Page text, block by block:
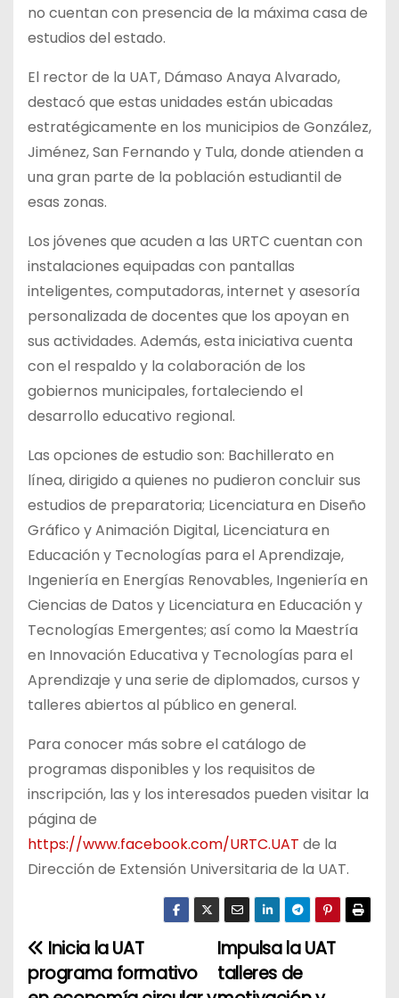
no cuentan con presencia de la máxima casa de
estudios del estado.
El rector de la UAT, Dámaso Anaya Alvarado,
destacó que estas unidades están ubicadas
estratégicamente en los municipios de González,
Jiménez, San Fernando y Tula, donde atienden a
una gran parte de la población estudiantil de
esas zonas.
Los jóvenes que acuden a las URTC cuentan con
instalaciones equipadas con pantallas
inteligentes, computadoras, internet y asesoría
personalizada de docentes que los apoyan en
sus actividades. Además, esta iniciativa cuenta
con el respaldo y la colaboración de los
gobiernos municipales, fortaleciendo el
desarrollo educativo regional.
Las opciones de estudio son: Bachillerato en
línea, dirigido a quienes no pudieron concluir sus
estudios de preparatoria; Licenciatura en Diseño
Gráfico y Animación Digital, Licenciatura en
Educación y Tecnologías para el Aprendizaje,
Ingeniería en Energías Renovables, Ingeniería en
Ciencias de Datos y Licenciatura en Educación y
Tecnologías Emergentes; así como la Maestría
en Innovación Educativa y Tecnologías para el
Aprendizaje y una serie de diplomados, cursos y
talleres abiertos al público en general.
Para conocer más sobre el catálogo de
programas disponibles y los requisitos de
inscripción, las y los interesados pueden visitar la
página de
https://www.facebook.com/URTC.UAT de la
Dirección de Extensión Universitaria de la UAT.
N
Impulsa la UAT
talleres de
Inicia la UAT
programa formativo